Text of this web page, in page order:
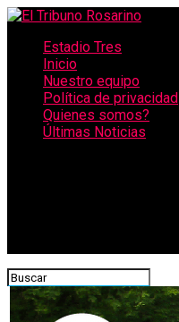
Estadio Tres
Inicio
Nuestro equipo
Política de privacidad
Quienes somos?
Últimas Noticias